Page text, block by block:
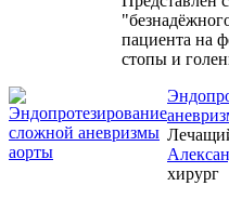
пациента на
стопы и
хирург